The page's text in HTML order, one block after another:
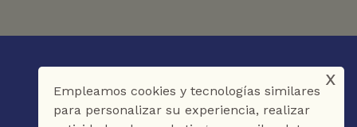
Empleamos cookies y tecnologías similares
para personalizar su experiencia, realizar
x